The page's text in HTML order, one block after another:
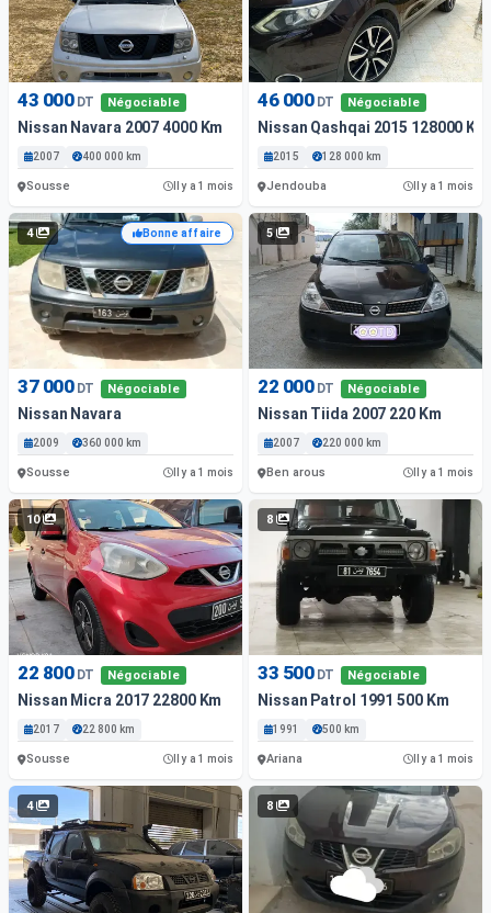
43 000 DT Négociable
Nissan Navara 2007 4000 Km
2007 400 000 km
Sousse Il y a 1 mois
46 000 DT Négociable
Nissan Qashqai 2015 128000 Km
2015 128 000 km
Jendouba Il y a 1 mois
4 Bonne affaire
37 000 DT Négociable
Nissan Navara
2009 360 000 km
Sousse Il y a 1 mois
5
22 000 DT Négociable
Nissan Tiida 2007 220 Km
2007 220 000 km
Ben arous Il y a 1 mois
10
22 800 DT Négociable
Nissan Micra 2017 22800 Km
2017 22 800 km
Sousse Il y a 1 mois
8
33 500 DT Négociable
Nissan Patrol 1991 500 Km
1991 500 km
Ariana Il y a 1 mois
4 8